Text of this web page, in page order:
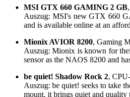
MSI GTX 660 GAMING 2 GB
Auszug: MSI's new GTX 660
and is available online at an
Mionix AVIOR 8200, Gaming
Auszug: Mionix is known for
sensor as the NAOS 8200 and
be quiet! Shadow Rock 2,
Auszug: be quiet! seeks to take
mount, it brings quiet and quality